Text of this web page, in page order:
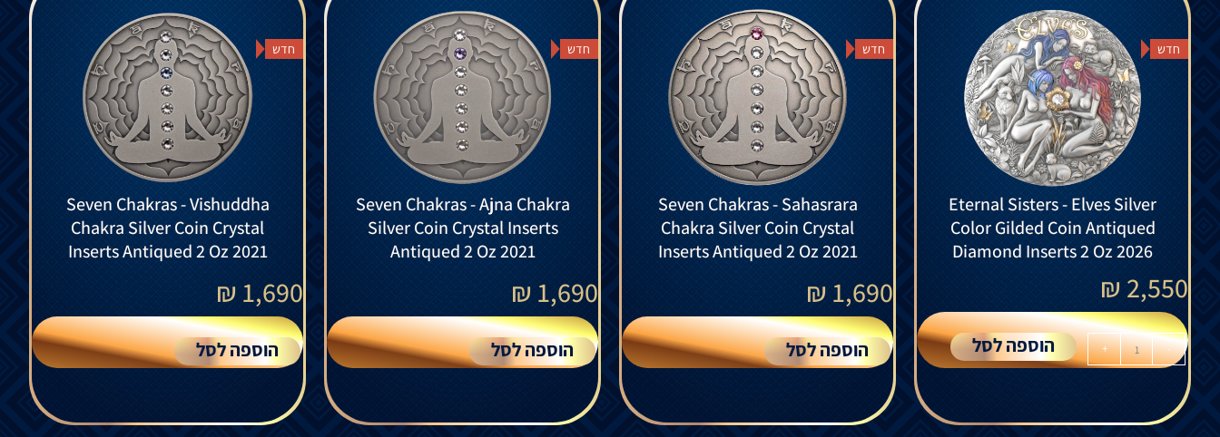
חדש
Eternal Sisters - Elves Silver
Color Gilded Coin Antiqued
Diamond Inserts 2 Oz 2026
2,550
₪
-
+ הוספה לסל
חדש
Seven Chakras - Sahasrara
Chakra Silver Coin Crystal
Inserts Antiqued 2 Oz 2021
1,690
₪
הוספה לסל
חדש
Seven Chakras - Ajna Chakra
Silver Coin Crystal Inserts
Antiqued 2 Oz 2021
1,690
₪
הוספה לסל
חדש
Seven Chakras - Vishuddha
Chakra Silver Coin Crystal
Inserts Antiqued 2 Oz 2021
1,690
₪
הוספה לסל